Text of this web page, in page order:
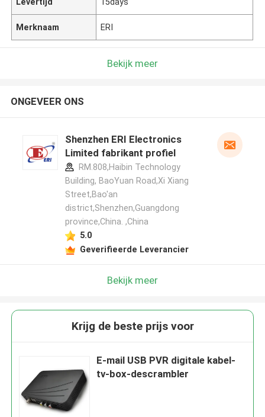
Merknaam ERI
Bekijk meer
ONGEVEER ONS
Shenzhen ERI Electronics
Limited fabrikant profiel
RM.808,Haibin Technology
Building, BaoYuan Road,Xi Xiang
Street,Bao'an
district,Shenzhen,Guangdong
province,China. ,China
5.0
Geverifieerde Leverancier
Bekijk meer
Krijg de beste prijs voor
E-mail USB PVR digitale kabel-
tv-box-descrambler